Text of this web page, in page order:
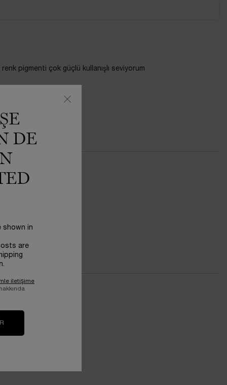
pigmenti çok güçlü kullanışlı seviyorum
DE
shown in
are
iletişime